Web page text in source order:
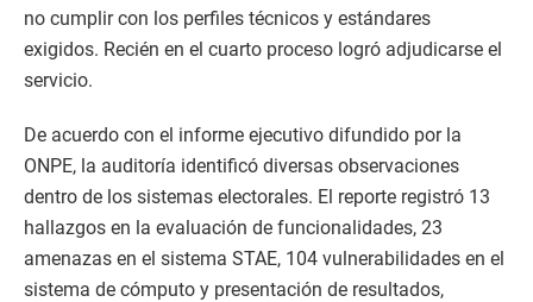
no cumplir con los perfiles técnicos y estándares
exigidos. Recién en el cuarto proceso logró adjudicarse el
servicio.
De acuerdo con el informe ejecutivo difundido por la
ONPE, la auditoría identificó diversas observaciones
dentro de los sistemas electorales. El reporte registró 13
hallazgos en la evaluación de funcionalidades, 23
amenazas en el sistema STAE, 104 vulnerabilidades en el
sistema de cómputo y presentación de resultados,